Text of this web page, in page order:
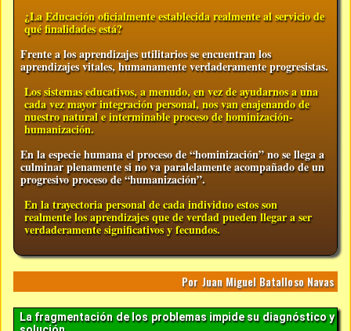
¿La Educación oficialmente establecida realmente al servicio de
qué finalidades está?
Frente a los aprendizajes utilitarios se encuentran los
aprendizajes vitales, humanamente verdaderamente progresistas.
Los sistemas educativos, a menudo, en vez de ayudarnos a una
cada vez mayor integración personal, nos van enajenando de
nuestro natural e interminable proceso de hominización-
humanización.
En la especie humana el proceso de “hominización” no se llega a
culminar plenamente si no va paralelamente acompañado de un
progresivo proceso de “humanización”.
En la trayectoria personal de cada individuo estos son
realmente los aprendizajes que de verdad pueden llegar a ser
verdaderamente significativos y fecundos.
Por Juan Miguel Batalloso Navas
La fragmentación de los problemas impide su diagnóstico y